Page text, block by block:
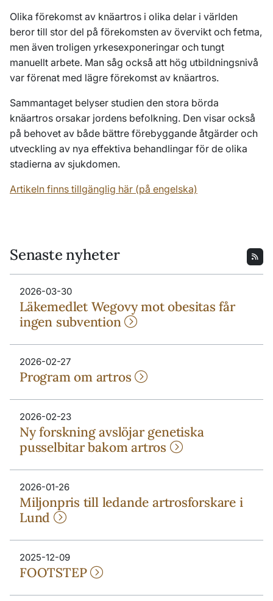
Olika förekomst av knäartros i olika delar i världen
beror till stor del på förekomsten av övervikt och fetma,
men även troligen yrkesexponeringar och tungt
manuellt arbete. Man såg också att hög utbildningsnivå
var förenat med lägre förekomst av knäartros.
Sammantaget belyser studien den stora börda
knäartros orsakar jordens befolkning. Den visar också
på behovet av både bättre förebyggande åtgärder och
utveckling av nya effektiva behandlingar för de olika
stadierna av sjukdomen.
Artikeln finns tillgänglig här (på engelska)
Senaste nyheter
2026-03-30
Läkemedlet Wegovy mot obesitas får
ingen subvention
2026-02-27
Program om artros
2026-02-23
Ny forskning avslöjar genetiska
pusselbitar bakom artros
2026-01-26
Miljonpris till ledande artrosforskare i
Lund
2025-12-09
FOOTSTEP